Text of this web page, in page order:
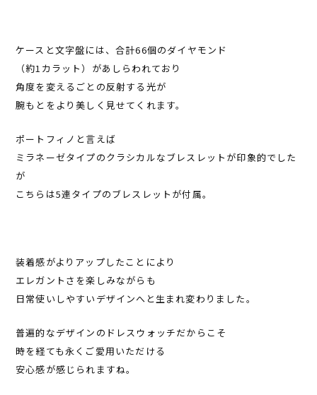
ケースと文字盤には、合計66個のダイヤモンド
（約1カラット）があしらわれており
角度を変えるごとの反射する光が
腕もとをより美しく見せてくれます。
ポートフィノと言えば
ミラネーゼタイプのクラシカルなブレスレットが印象的でした
が
こちらは5連タイプのブレスレットが付属。
装着感がよりアップしたことにより
エレガントさを楽しみながらも
日常使いしやすいデザインへと生まれ変わりました。
普遍的なデザインのドレスウォッチだからこそ
時を経ても永くご愛用いただける
安心感が感じられますね。